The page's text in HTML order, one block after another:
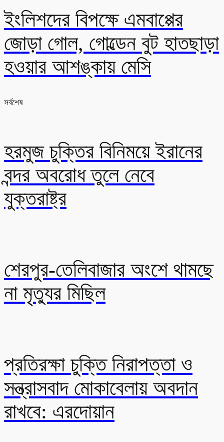
ইংলিশদের বিপক্ষে এমবাপ্পের
জোড়া গোল, গোল্ডেন বুট হাতছাড়া
হওয়ার আশঙ্কায় মেসি
সর্বশেষ
হরমুজ চুক্তির বিনিময়ে ইরানের
বন্দর অবরোধ তুলে নেবে
যুক্তরাষ্ট্র
শেরপুর-তেলিবাজার অংশে থামছে
না মৃত্যুর মিছিল
প্রতিরক্ষা চুক্তি নিরাপত্তা ও
সন্ত্রাসবাদ মোকাবেলায় অবদান
রাখবে: এরদোয়ান